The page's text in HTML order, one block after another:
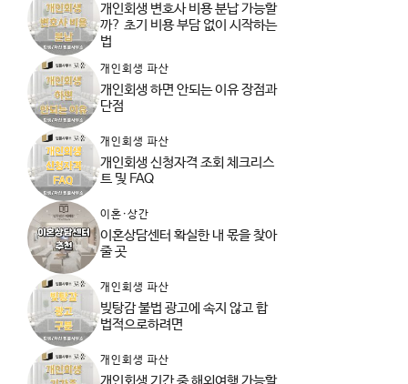
개인회생 변호사 비용 분납 가능할
까? 초기 비용 부담 없이 시작하는
법
개인회생 파산
개인회생 하면 안되는 이유 장점과
단점
개인회생 파산
개인회생 신청자격 조회 체크리스
트 및 FAQ
이혼·상간
이혼상담센터 확실한 내 몫을 찾아
줄 곳
개인회생 파산
빚탕감 불법 광고에 속지 않고 합
법적으로하려면
개인회생 파산
개인회생 기간 중 해외여행 가능할